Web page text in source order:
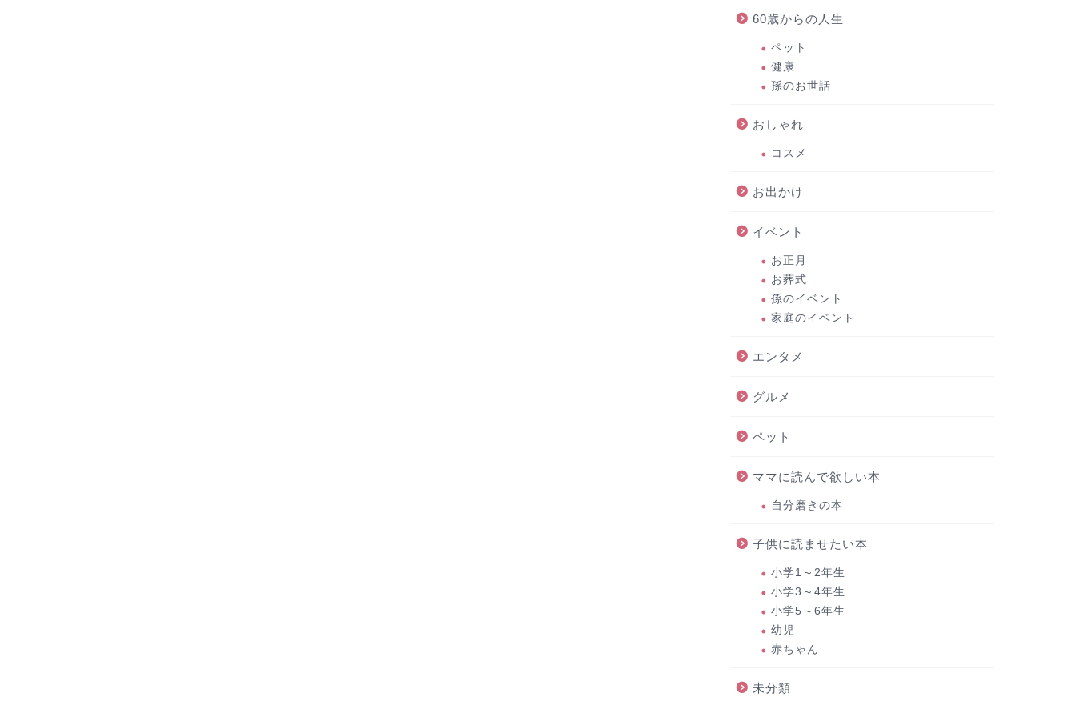
60歳からの人生
ペット
健康
孫のお世話
おしゃれ
コスメ
お出かけ
イベント
お正月
お葬式
孫のイベント
家庭のイベント
エンタメ
グルメ
ペット
ママに読んで欲しい本
自分磨きの本
子供に読ませたい本
小学1～2年生
小学3～4年生
小学5～6年生
幼児
赤ちゃん
未分類